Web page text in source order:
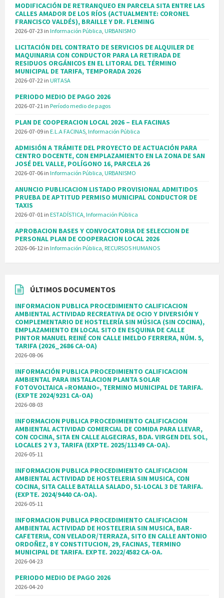
MODIFICACIÓN DE RETRANQUEO EN PARCELA SITA ENTRE LAS
CALLES AMADOR DE LOS RÍOS (ACTUALMENTE: CORONEL
FRANCISCO VALDÉS), BRAILLE Y DR. FLEMING
2026-07-23 in Información Pública, URBANISMO
LICITACIÓN DEL CONTRATO DE SERVICIOS DE ALQUILER DE
MAQUINARIA CON CONDUCTOR PARA LA RETIRADA DE
RESIDUOS ORGÁNICOS EN EL LITORAL DEL TÉRMINO
MUNICIPAL DE TARIFA, TEMPORADA 2026
2026-07-22 in URTASA
PERIODO MEDIO DE PAGO 2026
2026-07-21 in Período medio de pagos
PLAN DE COOPERACION LOCAL 2026 – ELA FACINAS
2026-07-09 in E.L.A FACINAS, Información Pública
ADMISIÓN A TRÁMITE DEL PROYECTO DE ACTUACIÓN PARA
CENTRO DOCENTE, CON EMPLAZAMIENTO EN LA ZONA DE SAN
JOSÉ DEL VALLE, POLÍGONO 16, PARCELA 26
2026-07-06 in Información Pública, URBANISMO
ANUNCIO PUBLICACION LISTADO PROVISIONAL ADMITIDOS
PRUEBA DE APTITUD PERMISO MUNICIPAL CONDUCTOR DE
TAXIS
2026-07-01 in ESTADÍSTICA, Información Pública
APROBACION BASES Y CONVOCATORIA DE SELECCION DE
PERSONAL PLAN DE COOPERACION LOCAL 2026
2026-06-12 in Información Pública, RECURSOS HUMANOS
ÚLTIMOS DOCUMENTOS
INFORMACION PUBLICA PROCEDIMIENTO CALIFICACION
AMBIENTAL ACTIVIDAD RECREATIVA DE OCIO Y DIVERSIÓN Y
COMPLEMENTARIO DE HOSTELERÍA SIN MÚSICA (SIN COCINA),
EMPLAZAMIENTO EN LOCAL SITO EN ESQUINA DE CALLE
PINTOR MANUEL REINÉ CON CALLE IMELDO FERRERA, NÚM. 5,
TARIFA (2026_2686 CA-OA)
2026-08-06
INFORMACIÓN PUBLICA PROCEDIMIENTO CALIFICACION
AMBIENTAL PARA INSTALACION PLANTA SOLAR
FOTOVOLTAICA «ROMANO», TERMINO MUNICIPAL DE TARIFA.
(EXPTE 2024/9231 CA-OA)
2026-08-03
INFORMACION PUBLICA PROCEDIMIENTO CALIFICACION
AMBIENTAL ACTIVIDAD COMERCIAL DE COMIDA PARA LLEVAR,
CON COCINA, SITA EN CALLE ALGECIRAS, BDA. VIRGEN DEL SOL,
LOCALES 2 Y 3, TARIFA (EXPTE. 2025/11349 CA-OA).
2026-05-11
INFORMACION PUBLICA PROCEDIMIENTO CALIFICACION
AMBIENTAL ACTIVIDAD DE HOSTELERIA SIN MUSICA, CON
COCINA, SITA CALLE BATALLA SALADO, 51-LOCAL 3 DE TARIFA.
(EXPTE. 2024/9440 CA-OA).
2026-05-11
INFORMACION PUBLICA PROCEDIMIENTO CALIFICACION
AMBIENTAL ACTIVIDAD DE HOSTELERIA SIN MUSICA, BAR-
CAFETERIA, CON VELADOR/TERRAZA, SITO EN CALLE ANTONIO
ORDOÑEZ, 8 Y CONSTITUCION, 29, FACINAS, TERMINO
MUNICIPAL DE TARIFA. EXPTE. 2022/4582 CA-OA.
2026-04-23
PERIODO MEDIO DE PAGO 2026
2026-04-20